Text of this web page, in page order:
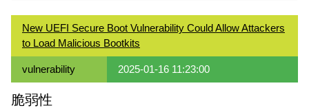
New UEFI Secure Boot Vulnerability Could Allow Attackers
to Load Malicious Bootkits
vulnerability 2025-01-16 11:23:00
脆弱性